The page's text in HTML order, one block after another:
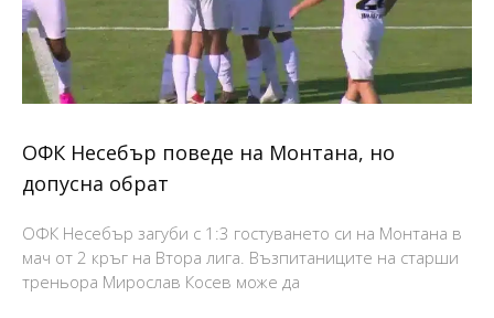
ОФК Несебър поведе на Монтана, но
допусна обрат
ОФК Несебър загуби с 1:3 гостуването си на Монтана в
мач от 2 кръг на Втора лига. Възпитаниците на старши
треньора Мирослав Косев може да